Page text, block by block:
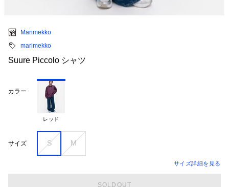
Marimekko
marimekko
Suure Piccolo シャツ
カラー
レッド
サイズ S M
サイズ詳細を見る
SOLDOUT